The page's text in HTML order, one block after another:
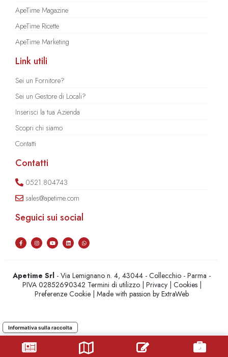
ApeTime Magazine
ApeTime Ricette
ApeTime Marketing
Link utili
Sei un Fornitore?
Sei un Gestore di Locali?
Inserisci la tua Azienda
Scopri chi siamo
Contatti
Contatti
0521.804743
sales@apetime.com
Seguici sui social
Apetime Srl - Via Lemignano n. 4, 43044 - Collecchio - Parma -
PIVA 02852690342 Termini di utilizzo| Privacy| Cookies|
Preferenze Cookie | Made with passion byExtraWeb
Informativa sulla raccolta